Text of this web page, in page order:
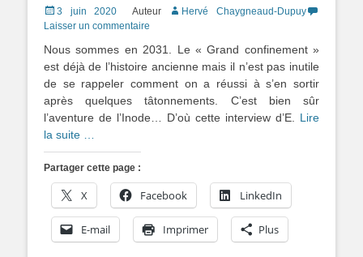
Posted
on
3 juin 2020 Auteur
Hervé Chaygneaud-Dupuy
Laisser un commentaire
Nous sommes en 2031. Le « Grand confinement »
est déjà de l’histoire ancienne mais il n’est pas inutile
de se rappeler comment on a réussi à s’en sortir
après quelques tâtonnements. C’est bien sûr
l’aventure de l’Inode… D’où cette interview d’E. Lire
la suite …
Partager cette page :
X Facebook LinkedIn
E-mail Imprimer Plus